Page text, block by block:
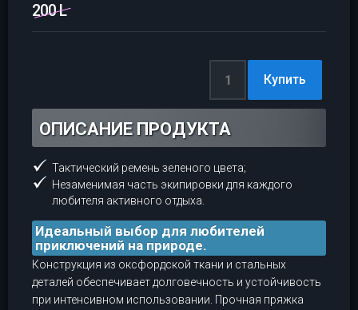
200 L
ОПИСАНИЕ ПРОДУКТА
Тактический ремень зеленого цвета;
Незаменимая часть экипировки для каждого
любителя активного отдыха.
Идеальный выбор для любителей
приключений на природе.
Конструкция из оксфордской ткани и стальных
деталей обеспечивает долговечность и устойчивость
при интенсивном использовании. Прочная пряжка